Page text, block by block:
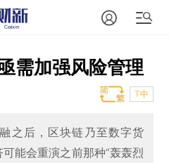
需加强风险管理
T中
之后，区块链乃至数字货
能会重演之前那种“轰轰烈